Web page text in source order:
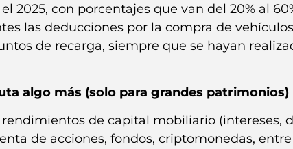
2025, con porcentajes que van del 20% al
las deducciones por la compra de
de recarga, siempre que se hayan
algo más (solo para grandes patrimonios)
de capital mobiliario (intereses,
de acciones, fondos, criptomonedas,